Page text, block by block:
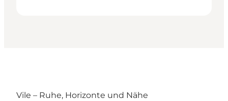
Vile – Ruhe, Horizonte und Nähe